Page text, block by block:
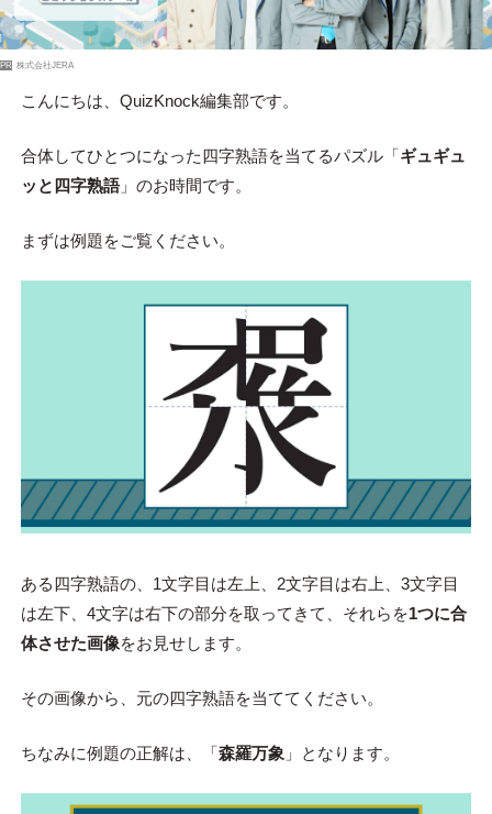
PR 株式会社JERA
こんにちは、QuizKnock編集部です。
合体してひとつになった四字熟語を当てるパズル「ギュギュ
ッと四字熟語」のお時間です。
まずは例題をご覧ください。
ある四字熟語の、1文字目は左上、2文字目は右上、3文字目
は左下、4文字は右下の部分を取ってきて、それらを1つに合
体させた画像をお見せします。
その画像から、元の四字熟語を当ててください。
ちなみに例題の正解は、「森羅万象 」となります。